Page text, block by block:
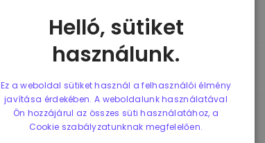
0.00%
1.180000 € +1.90% 3.2B €
Helló, sütiket
használunk.
Ez a weboldal sütiket használ a felhasználói élmény
javítása érdekében. A weboldalunk használatával
Ön hozzájárul az összes süti használatához, a
Cookie szabályzatunknak megfelelően.